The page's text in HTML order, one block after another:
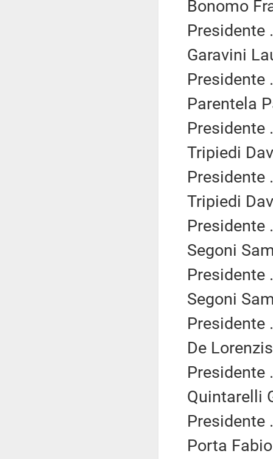
Bonomo
Presidente
Garavini
Presidente
Parentela
Presidente
Tripiedi
Presidente
Tripiedi
Presidente
Segoni
Presidente
Segoni
Presidente
De
Presidente
Quintarelli
Presidente
Porta